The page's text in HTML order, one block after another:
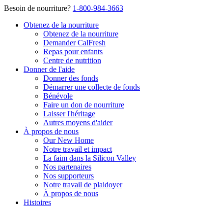
Besoin de nourriture? 1-800-984-3663
Obtenez de la nourriture
Obtenez de la nourriture
Demander CalFresh
Repas pour enfants
Centre de nutrition
Donner de l'aide
Donner des fonds
Démarrer une collecte de fonds
Bénévole
Faire un don de nourriture
Laisser l'héritage
Autres moyens d'aider
À propos de nous
Our New Home
Notre travail et impact
La faim dans la Silicon Valley
Nos partenaires
Nos supporteurs
Notre travail de plaidoyer
À propos de nous
Histoires